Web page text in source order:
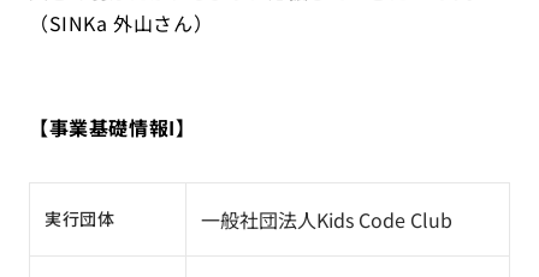
（SINKa 外山さん）
【事業基礎情報I】
実行団体 一般社団法人Kids Code Club